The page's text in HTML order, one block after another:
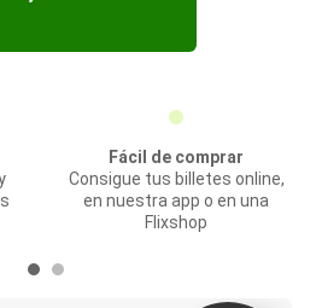
Fácil de comprar
Consigue tus billetes online,
en nuestra app o en una
Flixshop